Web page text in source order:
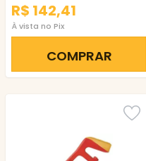
R$ 142,41
À vista no Pix
COMPRAR